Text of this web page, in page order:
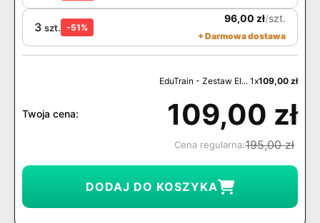
3 szt. -51%
96,00 zł/szt.
+ Darmowa dostawa
EduTrain - Zestaw El... 1x109,00 zł
Twoja cena: 109,00 zł
Cena regularna:195,00zł
DODAJ DO KOSZYKA